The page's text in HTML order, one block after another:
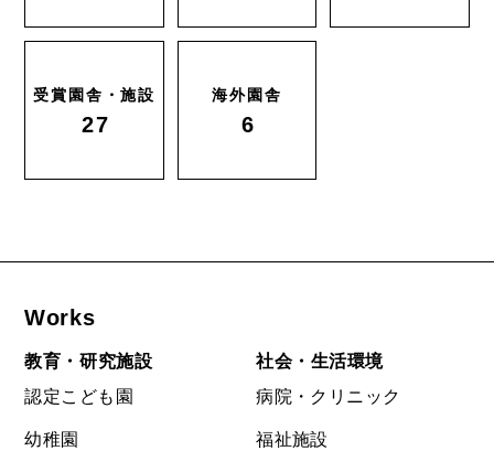
受賞園舎・施設
27
海外園舎
6
Works
教育・研究施設
認定こども園
幼稚園
社会・生活環境
病院・クリニック
福祉施設